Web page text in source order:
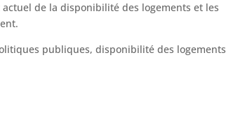
de la disponibilité des logements et les
publiques, disponibilité des logements